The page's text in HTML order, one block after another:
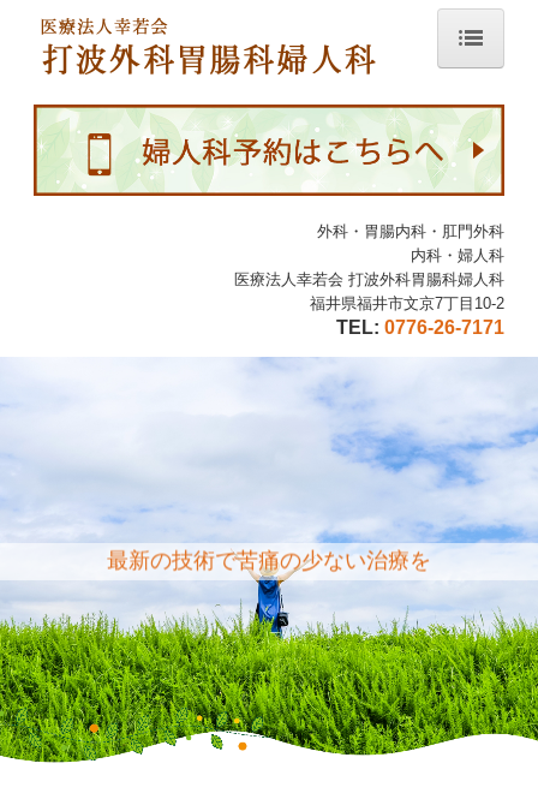
医師紹介
外科・胃腸内科・肛門外科
内科・婦人科
医療法人幸若会 打波外科胃腸科婦人科
福井県福井市文京7丁目10-2
TEL: 0776-26-7171
最新の技術で苦痛の少ない治療を